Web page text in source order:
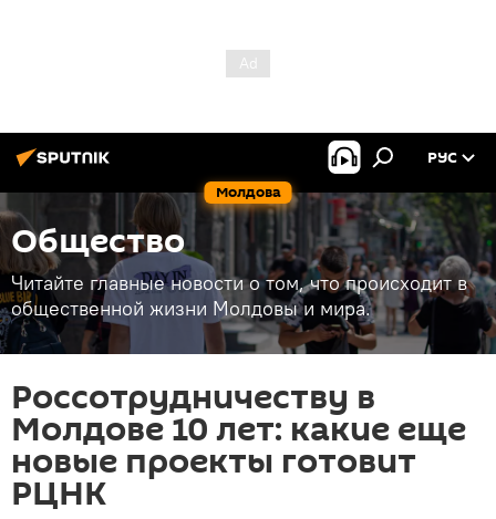
Молдова
РУС
Общество
Читайте главные новости о том, что происходит в
общественной жизни Молдовы и мира.
Россотрудничеству в
Молдове 10 лет: какие еще
новые проекты готовит
РЦНК